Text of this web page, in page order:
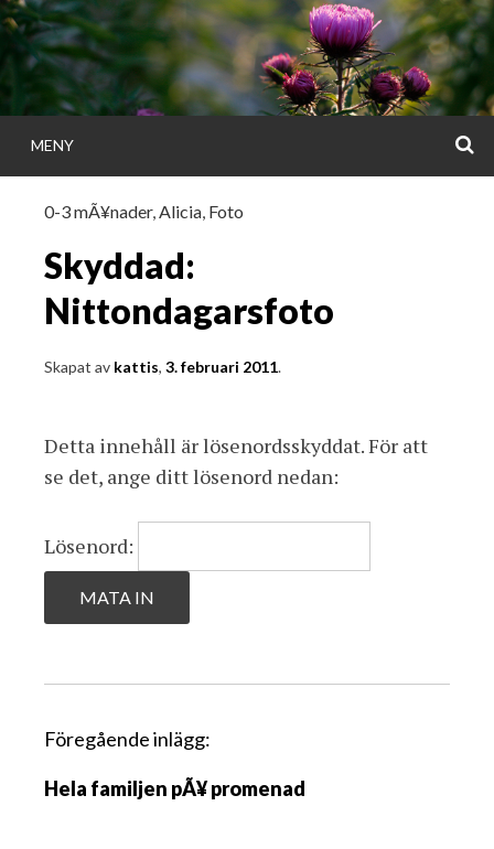
Gå
direkt
till
innehållet
MENY
0-3 mÃ¥nader,Alicia, Foto
Skyddad:
Nittondagarsfoto
Skapat av kattis, 3. februari 2011.
Detta innehåll är lösenordsskyddat. För att
se det, ange ditt lösenord nedan:
Lösenord:
I
l
Föregående inlägg:
Hela familjen pÃ¥ promenad